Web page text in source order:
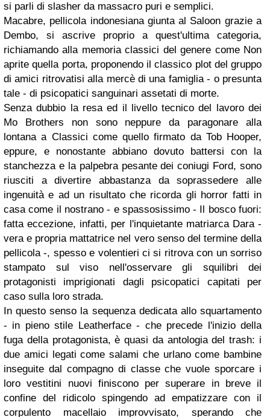
si parli di slasher da massacro puri e semplici.
Macabre, pellicola indonesiana giunta al Saloon grazie a
Dembo, si ascrive proprio a quest'ultima categoria,
richiamando alla memoria classici del genere come Non
aprite quella porta, proponendo il classico plot del gruppo
di amici ritrovatisi alla mercè di una famiglia - o presunta
tale - di psicopatici sanguinari assetati di morte.
Senza dubbio la resa ed il livello tecnico del lavoro dei
Mo Brothers non sono neppure da paragonare alla
lontana a Classici come quello firmato da Tob Hooper,
eppure, e nonostante abbiano dovuto battersi con la
stanchezza e la palpebra pesante dei coniugi Ford, sono
riusciti a divertire abbastanza da soprassedere alle
ingenuità e ad un risultato che ricorda gli horror fatti in
casa come il nostrano - e spassosissimo - Il bosco fuori:
fatta eccezione, infatti, per l'inquietante matriarca Dara -
vera e propria mattatrice nel vero senso del termine della
pellicola -, spesso e volentieri ci si ritrova con un sorriso
stampato sul viso nell'osservare gli squilibri dei
protagonisti imprigionati dagli psicopatici capitati per
caso sulla loro strada.
In questo senso la sequenza dedicata allo squartamento
- in pieno stile Leatherface - che precede l'inizio della
fuga della protagonista, è quasi da antologia del trash: i
due amici legati come salami che urlano come bambine
inseguite dal compagno di classe che vuole sporcare i
loro vestitini nuovi finiscono per superare in breve il
confine del ridicolo spingendo ad empatizzare con il
corpulento macellaio improvvisato, sperando che